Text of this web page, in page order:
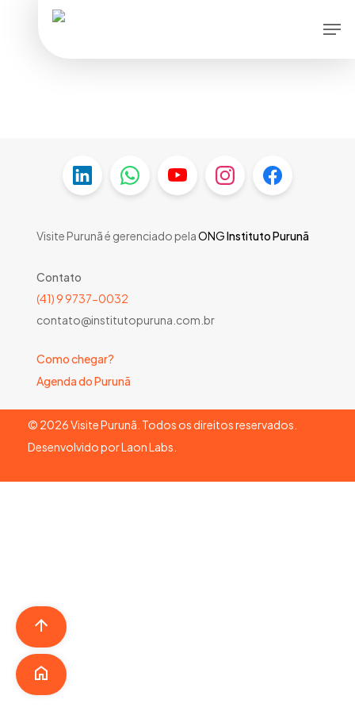
Visite Purunã é gerenciado pelaONGInstituto Purunã
Contato
(41) 9 9737-0032
contato@institutopuruna.com.br
Como chegar?
Agenda do Purunã
© 2026Visite Purunã. Todos os direitos reservados.
Desenvolvido porLaon Labs